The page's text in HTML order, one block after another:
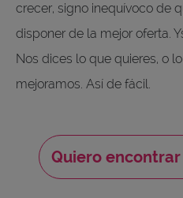
crecer, signo inequívoco de
disponer de la mejor oferta.
Nos dices lo que quieres, o
mejoramos. Así de fácil.
Quiero